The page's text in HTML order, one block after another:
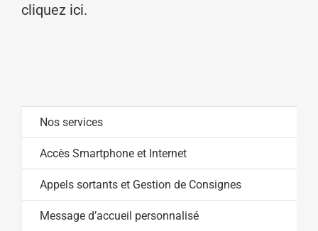
cliquez ici.
Nos services
Accès Smartphone et Internet
Appels sortants et Gestion de Consignes
Message d’accueil personnalisé